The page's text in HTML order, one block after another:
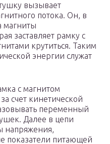
вызывает
потока. Он, в
магниты
заставляет рамку с
крутиться. Таким
энергии служат
с магнитом
счет кинетической
переменный
Далее в цепи
напряжения,
показатели питающей